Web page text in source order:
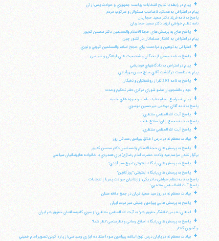
+
پيام در رابطه با نتايج انتخابات رياست جمهوري و حوادث پس از آن
پيام در اعتراض به عملكرد نامناسب مسئولان و سركوب مردم
پاسخ به نامه فرزند دكتر سعيد حجاريان
نامه تظلم خواهي فرزند دكتر سعيد حجاريان:
+
پاسخ هاي به پرسش هاي حجة الاسلام والمسلمين دكتر محسن كديور
پيام در اعتراض به كشتار مسلمانان در كشور چين
+ اعتراض به توهين و مزاحمت براي حجج اسلام والمسلمين كروبي و نوري
+ پاسخ به نامه جمعي از نخبگان و شخصيت هاي فرهنگي و سياسي
+
پيام در اعتراض به دادگاههاي فرمايشي
پيام به مناسبت درگذشت آقاي حاج حسن مهرآبادي
+ پاسخ به نامه 293 نفر از روشنفكران و نخبگان
+ ديدار دانشجويان عضو شوراي مركزي دفتر تحكيم وحدت
+
پيام به مراجع عظام تقليد، علماء و حوزه هاي علميه
پاسخ به نامه آقاي مهندس ميرحسين موسوي
+
پاسخ آيت الله العظمي منتظري:
پاسخ به نامه مجمع زنان اصلاح طلب
+ پاسخ آيت الله العظمي منتظري:
+ بيانات معظم له در درس اخلاق پيرامون مسائل روز
+
پاسخ به پرسش هاي حجة الاسلام والمسلمين دكتر محسن كديور
برگزار نشدن مراسم عيد ولادت حضرت امام رضا(ع) براي همدردي با خانواده هايزندانيان سياسي
+ پاسخ به پرسش هاي پايگاه اينترنتي "موج سبز آزادي"
+
پاسخ به پرسش هاي پايگاه اينترنتي "روزآنلاين"
پاسخ به نامه تظلم خواهي مادر يكي از زندانيان حوادث پس از انتخابات
پاسخ آيت الله العظمي منتظري:
+ بيانات معظم له در روز عيد سعيد قربان در جمع علاقه مندان
+ پاسخ به پرسش هايي پيرامون جنبش سبز مردم ايران
+ اعطاي تنديس "تلاشگر حقوق بشر" به آيت الله العظمي منتظري از سوي كانونمدافعان حقوق بشر ايران
+
پاسخ به پرسش هاي پايگاه اطلاع رساني و نظرسنجي "نظر شما"
و آخرين گفتار...
+ بيانات معظم له در پايان درس نهج البلاغه پيرامون سوء استفاده ابزاري وسياسي از پاره كردن تصوير امام خميني